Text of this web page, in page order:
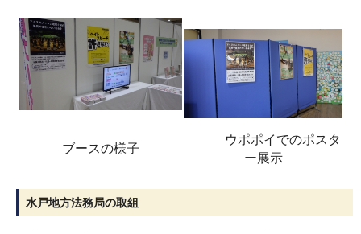
ブースの様子
ウポポイでのポスタ
ー展示
水戸地方法務局の取組